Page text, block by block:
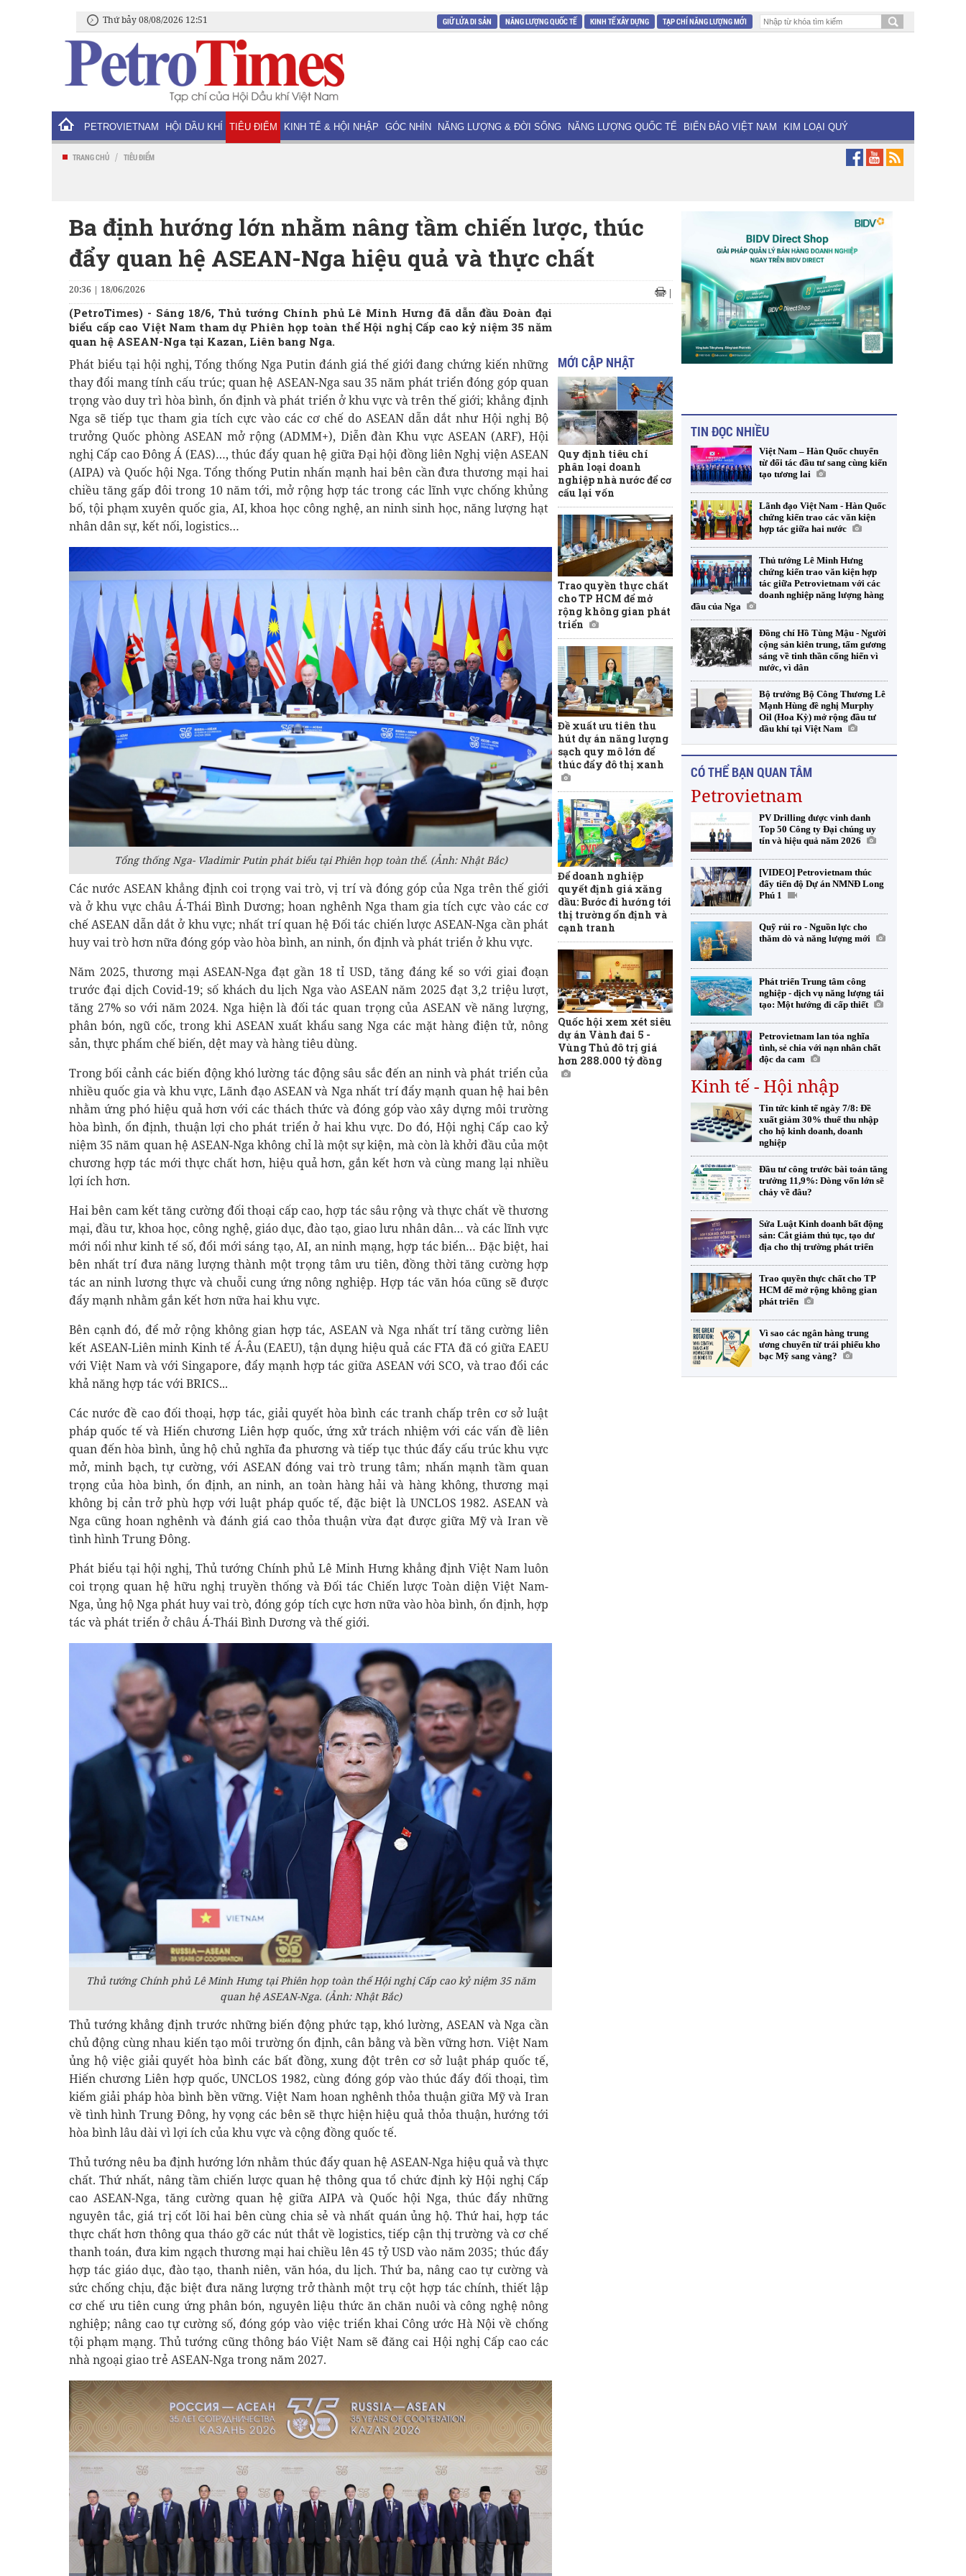
Thứ bảy 08/08/2026 12:51 GIỮ LỬA DI SẢN NĂNG LƯỢNG QUỐC TẾ KINH TẾ XÂY DỰNG TẠP CHÍ NĂNG LƯỢNG MỚI
PETROVIETNAM HỘI DẦU KHÍ TIÊU ĐIỂM KINH TẾ & HỘI NHẬP GÓC NHÌN NĂNG LƯỢNG & ĐỜI SỐNG NĂNG LƯỢNG QUỐC TẾ BIỂN ĐẢO VIỆT NAM KIM LOẠI QUÝ
TRANG CHỦ / TIÊU ĐIỂM
Ba định hướng lớn nhằm nâng tầm chiến lược, thúc
đẩy quan hệ ASEAN-Nga hiệu quả và thực chất
20:36 | 18/06/2026 |
(PetroTimes) - Sáng 18/6, Thủ tướng Chính phủ Lê Minh Hưng đã dẫn đầu Đoàn đại
biểu cấp cao Việt Nam tham dự Phiên họp toàn thể Hội nghị Cấp cao kỷ niệm 35 năm
quan hệ ASEAN-Nga tại Kazan, Liên bang Nga.
Phát biểu tại hội nghị, Tổng thống Nga Putin đánh giá thế giới đang chứng kiến những
thay đổi mang tính cấu trúc; quan hệ ASEAN-Nga sau 35 năm phát triển đóng góp quan
trọng vào duy trì hòa bình, ổn định và phát triển ở khu vực và trên thế giới; khẳng định
Nga sẽ tiếp tục tham gia tích cực vào các cơ chế do ASEAN dẫn dắt như Hội nghị Bộ
trưởng Quốc phòng ASEAN mở rộng (ADMM+), Diễn đàn Khu vực ASEAN (ARF), Hội
nghị Cấp cao Đông Á (EAS)…, thúc đẩy quan hệ giữa Đại hội đồng liên Nghị viện ASEAN
(AIPA) và Quốc hội Nga. Tổng thống Putin nhấn mạnh hai bên cần đưa thương mại hai
chiều tăng gấp đôi trong 10 năm tới, mở rộng hợp tác trong các lĩnh vực chống khủng
bố, tội phạm xuyên quốc gia, AI, khoa học công nghệ, an ninh sinh học, năng lượng hạt
nhân dân sự, kết nối, logistics…
Tổng thống Nga- Vladimir Putin phát biểu tại Phiên họp toàn thể. (Ảnh: Nhật Bắc)
Các nước ASEAN khẳng định coi trọng vai trò, vị trí và đóng góp của Nga trên thế giới
và ở khu vực châu Á-Thái Bình Dương; hoan nghênh Nga tham gia tích cực vào các cơ
chế ASEAN dẫn dắt ở khu vực; nhất trí quan hệ Đối tác chiến lược ASEAN-Nga cần phát
huy vai trò hơn nữa đóng góp vào hòa bình, an ninh, ổn định và phát triển ở khu vực.
Năm 2025, thương mại ASEAN-Nga đạt gần 18 tỉ USD, tăng đáng kể so với giai đoạn
trước đại dịch Covid-19; số khách du lịch Nga vào ASEAN năm 2025 đạt 3,2 triệu lượt,
tăng 27% so với năm 2024. Nga hiện là đối tác quan trọng của ASEAN về năng lượng,
phân bón, ngũ cốc, trong khi ASEAN xuất khẩu sang Nga các mặt hàng điện tử, nông
sản, thực phẩm chế biến, dệt may và hàng tiêu dùng.
Trong bối cảnh các biến động khó lường tác động sâu sắc đến an ninh và phát triển của
nhiều quốc gia và khu vực, Lãnh đạo ASEAN và Nga nhất trí đẩy mạnh quan hệ hai bên
nhằm ứng phó hiệu quả hơn với các thách thức và đóng góp vào xây dựng môi trường
hòa bình, ổn định, thuận lợi cho phát triển ở hai khu vực. Do đó, Hội nghị Cấp cao kỷ
niệm 35 năm quan hệ ASEAN-Nga không chỉ là một sự kiện, mà còn là khởi đầu của một
chương hợp tác mới thực chất hơn, hiệu quả hơn, gắn kết hơn và cùng mang lại nhiều
lợi ích hơn.
Hai bên cam kết tăng cường đối thoại cấp cao, hợp tác sâu rộng và thực chất về thương
mại, đầu tư, khoa học, công nghệ, giáo dục, đào tạo, giao lưu nhân dân… và các lĩnh vực
mới nổi như kinh tế số, đổi mới sáng tạo, AI, an ninh mạng, hợp tác biển… Đặc biệt, hai
bên nhất trí đưa năng lượng thành một trọng tâm ưu tiên, đồng thời tăng cường hợp
tác an ninh lương thực và chuỗi cung ứng nông nghiệp. Hợp tác văn hóa cũng sẽ được
đẩy mạnh nhằm gắn kết hơn nữa hai khu vực.
Bên cạnh đó, để mở rộng không gian hợp tác, ASEAN và Nga nhất trí tăng cường liên
kết ASEAN-Liên minh Kinh tế Á-Âu (EAEU), tận dụng hiệu quả các FTA đã có giữa EAEU
với Việt Nam và với Singapore, đẩy mạnh hợp tác giữa ASEAN với SCO, và trao đổi các
khả năng hợp tác với BRICS...
Các nước đề cao đối thoại, hợp tác, giải quyết hòa bình các tranh chấp trên cơ sở luật
pháp quốc tế và Hiến chương Liên hợp quốc, ứng xử trách nhiệm với các vấn đề liên
quan đến hòa bình, ủng hộ chủ nghĩa đa phương và tiếp tục thúc đẩy cấu trúc khu vực
mở, minh bạch, tự cường, với ASEAN đóng vai trò trung tâm; nhấn mạnh tầm quan
trọng của hòa bình, ổn định, an ninh, an toàn hàng hải và hàng không, thương mại
không bị cản trở phù hợp với luật pháp quốc tế, đặc biệt là UNCLOS 1982. ASEAN và
Nga cũng hoan nghênh và đánh giá cao thỏa thuận vừa đạt được giữa Mỹ và Iran về
tình hình Trung Đông.
Phát biểu tại hội nghị, Thủ tướng Chính phủ Lê Minh Hưng khẳng định Việt Nam luôn
coi trọng quan hệ hữu nghị truyền thống và Đối tác Chiến lược Toàn diện Việt Nam-
Nga, ủng hộ Nga phát huy vai trò, đóng góp tích cực hơn nữa vào hòa bình, ổn định, hợp
tác và phát triển ở châu Á-Thái Bình Dương và thế giới.
Thủ tướng Chính phủ Lê Minh Hưng tại Phiên họp toàn thể Hội nghị Cấp cao kỷ niệm 35 năm
quan hệ ASEAN-Nga. (Ảnh: Nhật Bắc)
Thủ tướng khẳng định trước những biến động phức tạp, khó lường, ASEAN và Nga cần
chủ động cùng nhau kiến tạo môi trường ổn định, cân bằng và bền vững hơn. Việt Nam
ủng hộ việc giải quyết hòa bình các bất đồng, xung đột trên cơ sở luật pháp quốc tế,
Hiến chương Liên hợp quốc, UNCLOS 1982, cùng đóng góp vào thúc đẩy đối thoại, tìm
kiếm giải pháp hòa bình bền vững. Việt Nam hoan nghênh thỏa thuận giữa Mỹ và Iran
về tình hình Trung Đông, hy vọng các bên sẽ thực hiện hiệu quả thỏa thuận, hướng tới
hòa bình lâu dài vì lợi ích của khu vực và cộng đồng quốc tế.
Thủ tướng nêu ba định hướng lớn nhằm thúc đẩy quan hệ ASEAN-Nga hiệu quả và thực
chất. Thứ nhất, nâng tầm chiến lược quan hệ thông qua tổ chức định kỳ Hội nghị Cấp
cao ASEAN-Nga, tăng cường quan hệ giữa AIPA và Quốc hội Nga, thúc đẩy những
nguyên tắc, giá trị cốt lõi hai bên cùng chia sẻ và nhất quán ủng hộ. Thứ hai, hợp tác
thực chất hơn thông qua tháo gỡ các nút thắt về logistics, tiếp cận thị trường và cơ chế
thanh toán, đưa kim ngạch thương mại hai chiều lên 45 tỷ USD vào năm 2035; thúc đẩy
hợp tác giáo dục, đào tạo, thanh niên, văn hóa, du lịch. Thứ ba, nâng cao tự cường và
sức chống chịu, đặc biệt đưa năng lượng trở thành một trụ cột hợp tác chính, thiết lập
cơ chế ưu tiên cung ứng phân bón, nguyên liệu thức ăn chăn nuôi và công nghệ nông
nghiệp; nâng cao tự cường số, đóng góp vào việc triển khai Công ước Hà Nội về chống
tội phạm mạng. Thủ tướng cũng thông báo Việt Nam sẽ đăng cai Hội nghị Cấp cao các
nhà ngoại giao trẻ ASEAN-Nga trong năm 2027.
MỚI CẬP NHẬT
Quy định tiêu chí
phân loại doanh
nghiệp nhà nước để cơ
cấu lại vốn
Trao quyền thực chất
cho TP HCM để mở
rộng không gian phát
triển
Đề xuất ưu tiên thu
hút dự án năng lượng
sạch quy mô lớn để
thúc đẩy đô thị xanh
Để doanh nghiệp
quyết định giá xăng
dầu: Bước đi hướng tới
thị trường ổn định và
cạnh tranh
Quốc hội xem xét siêu
dự án Vành đai 5 -
Vùng Thủ đô trị giá
hơn 288.000 tỷ đồng
TIN ĐỌC NHIỀU
Việt Nam – Hàn Quốc chuyển
từ đối tác đầu tư sang cùng kiến
tạo tương lai
Lãnh đạo Việt Nam - Hàn Quốc
chứng kiến trao các văn kiện
hợp tác giữa hai nước
Thủ tướng Lê Minh Hưng
chứng kiến trao văn kiện hợp
tác giữa Petrovietnam với các
doanh nghiệp năng lượng hàng
đầu của Nga
Đồng chí Hồ Tùng Mậu - Người
cộng sản kiên trung, tấm gương
sáng về tinh thần cống hiến vì
nước, vì dân
Bộ trưởng Bộ Công Thương Lê
Mạnh Hùng đề nghị Murphy
Oil (Hoa Kỳ) mở rộng đầu tư
dầu khí tại Việt Nam
CÓ THỂ BẠN QUAN TÂM
Petrovietnam
PV Drilling được vinh danh
Top 50 Công ty Đại chúng uy
tín và hiệu quả năm 2026
[VIDEO] Petrovietnam thúc
đẩy tiến độ Dự án NMNĐ Long
Phú 1
Quỹ rủi ro - Nguồn lực cho
thăm dò và năng lượng mới
Phát triển Trung tâm công
nghiệp - dịch vụ năng lượng tái
tạo: Một hướng đi cấp thiết
Petrovietnam lan tỏa nghĩa
tình, sẻ chia với nạn nhân chất
độc da cam
Kinh tế - Hội nhập
Tin tức kinh tế ngày 7/8: Đề
xuất giảm 30% thuế thu nhập
cho hộ kinh doanh, doanh
nghiệp
Đầu tư công trước bài toán tăng
trưởng 11,9%: Dòng vốn lớn sẽ
chảy về đâu?
Sửa Luật Kinh doanh bất động
sản: Cắt giảm thủ tục, tạo dư
địa cho thị trường phát triển
Trao quyền thực chất cho TP
HCM để mở rộng không gian
phát triển
Vì sao các ngân hàng trung
ương chuyển từ trái phiếu kho
bạc Mỹ sang vàng?